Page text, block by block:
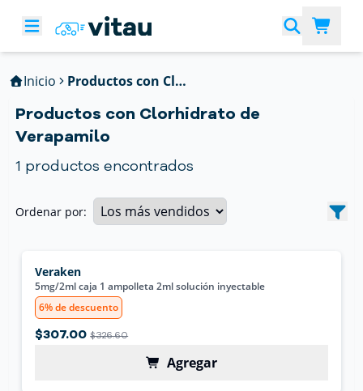
Inicio Productos con Clorhidrato de Verapamilo
Productos con Clorhidrato de
Verapamilo
1 productos encontrados
Ordenar por:
Veraken
5mg/2ml caja 1 ampolleta 2ml solución inyectable
6% de descuento
$307.00 $326.60
Agregar